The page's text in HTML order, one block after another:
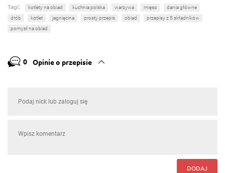
Tagi: kotlety na obiad kuchnia polska warzywa mięso
dania główne
drób
kotlet jagnięcina prosty przepis obiad
przepisy z 5 składników
pomysł na obiad
0 Opinie o przepisie
DODAJ